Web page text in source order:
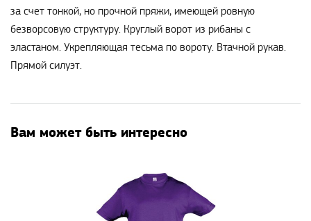
за счет тонкой, но прочной пряжи, имеющей ровную
безворсовую структуру. Круглый ворот из рибаны с
эластаном. Укрепляющая тесьма по вороту. Втачной рукав.
Прямой силуэт.
Вам может быть интересно